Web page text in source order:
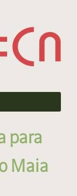
para
Maia